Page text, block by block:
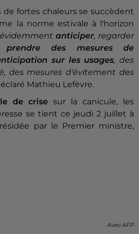
de fortes chaleurs se succèdent
la norme estivale à l'horizon
anticiper, regarder
prendre des mesures de
sur les usages, des
des mesures d'évitement des
Mathieu Lefèvre.
de crise sur la canicule, les
se tient ce jeudi 2 juillet à
par le Premier ministre,
Avec AFP